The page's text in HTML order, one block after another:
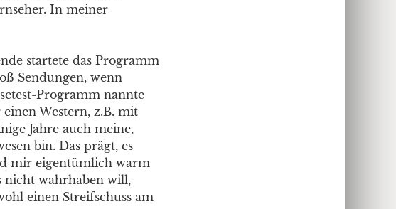
In meiner
startete das Programm
Sendungen, wenn
Programm nannte
Western, z.B. mit
Jahre auch meine,
bin. Das prägt, es
mir eigentümlich warm
nicht wahrhaben will,
einen Streifschuss am